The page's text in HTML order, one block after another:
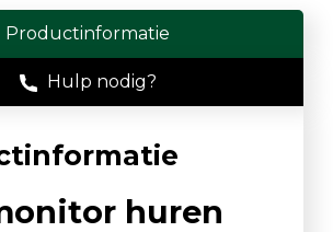
Productinformatie
Hulp nodig?
huren